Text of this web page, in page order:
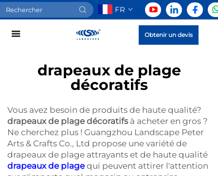
FR
Obtenir un devis
drapeaux de plage
décoratifs
Vous avez besoin de produits de haute qualité?
drapeaux de plage décoratifs à acheter en gros ?
Ne cherchez plus ! Guangzhou Landscape Peter
Arts & Crafts Co., Ltd propose une variété de
drapeaux de plage attrayants et de haute qualité
drapeaux de plagequi peuvent attirer l'attention